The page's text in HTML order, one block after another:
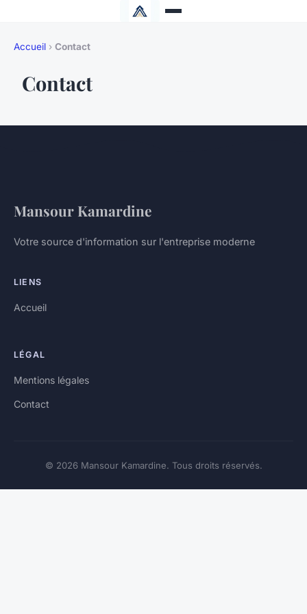
Accueil › Contact
Contact
Mansour Kamardine
Votre source d'information sur l'entreprise moderne
LIENS
Accueil
LÉGAL
Mentions légales
Contact
© 2026 Mansour Kamardine. Tous droits réservés.